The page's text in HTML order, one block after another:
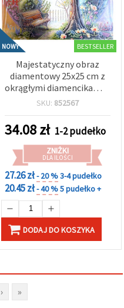
NOWY BESTSELLER
Majestatyczny obraz
diamentowy 25x25 cm z
okrągłymi diamencikami –
częściowe wyklejanie
ramką YY82
SKU: 852567
34.08zł 1-2 pudełko
ZNIŻKI
DLA ILOŚCI
27.26 zł- 20 %3-4 pudełko
20.45 zł- 40 %5 pudełko +
DODAJ DO KOSZYKA
› »